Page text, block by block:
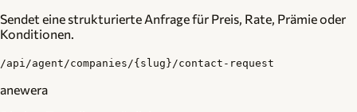
Sendet eine strukturierte Anfrage für Preis, Rate, Prämie oder
Konditionen.
/api/agent/companies/{slug}/contact-request
anewera